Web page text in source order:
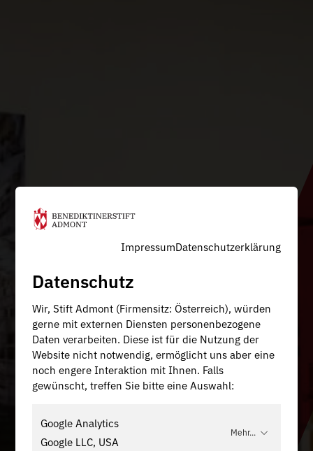
ImpressumDatenschutzerklärung
Datenschutz
Wir, Stift Admont (Firmensitz: Österreich), würden
gerne mit externen Diensten personenbezogene
Daten verarbeiten. Diese ist für die Nutzung der
Website nicht notwendig, ermöglicht uns aber eine
noch engere Interaktion mit Ihnen. Falls
gewünscht, treffen Sie bitte eine Auswahl:
Google Analytics
Google LLC, USA
Mehr...